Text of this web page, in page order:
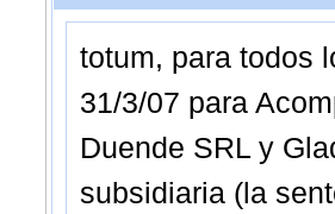
totum, para todos
31/3/07 para
Duende SRL y
subsidiaria (la